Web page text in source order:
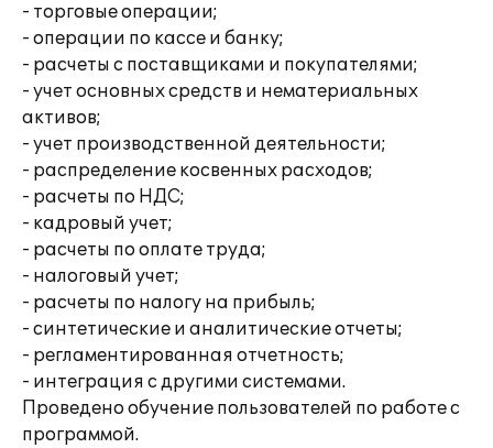
- торговые операции;
- операции по кассе и банку;
- расчеты с поставщиками и покупателями;
- учет основных средств и нематериальных
активов;
- учет производственной деятельности;
- распределение косвенных расходов;
- расчеты по НДС;
- кадровый учет;
- расчеты по оплате труда;
- налоговый учет;
- расчеты по налогу на прибыль;
- синтетические и аналитические отчеты;
- регламентированная отчетность;
- интеграция с другими системами.
Проведено обучение пользователей по работе с
программой.